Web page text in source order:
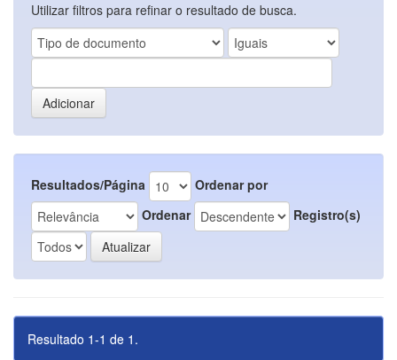
Utilizar filtros para refinar o resultado de busca.
Resultados/Página
Ordenar por
Ordenar
Registro(s)
Resultado 1-1 de 1.